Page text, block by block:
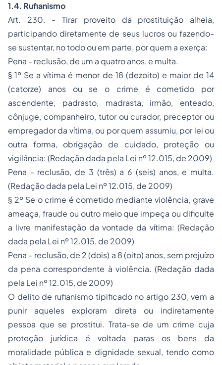
1.4. Rufianismo
Art. 230. - Tirar proveito da prostituição alheia,
participando diretamente de seus lucros ou fazendo-
se sustentar, no todo ou em parte, por quem a exerça:
Pena - reclusão, de um a quatro anos, e multa.
§ 1º Se a vítima é menor de 18 (dezoito) e maior de 14
(catorze) anos ou se o crime é cometido por
ascendente, padrasto, madrasta, irmão, enteado,
cônjuge, companheiro, tutor ou curador, preceptor ou
empregador da vítima, ou por quem assumiu, por lei ou
outra forma, obrigação de cuidado, proteção ou
vigilância: (Redação dada pela Lei nº 12.015, de 2009)
Pena - reclusão, de 3 (três) a 6 (seis) anos, e multa.
(Redação dada pela Lei nº 12.015, de 2009)
§ 2º Se o crime é cometido mediante violência, grave
ameaça, fraude ou outro meio que impeça ou dificulte
a livre manifestação da vontade da vítima: (Redação
dada pela Lei nº 12.015, de 2009)
Pena - reclusão, de 2 (dois) a 8 (oito) anos, sem prejuízo
da pena correspondente à violência. (Redação dada
pela Lei nº 12.015, de 2009)
O delito de rufianismo tipificado no artigo 230, vem a
punir aqueles exploram direta ou indiretamente
pessoa que se prostitui. Trata-se de um crime cuja
proteção jurídica é voltada paras os bens da
moralidade pública e dignidade sexual, tendo como